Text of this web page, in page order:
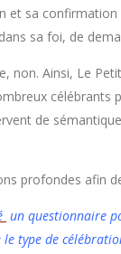
sa confirmation
sa foi, de
non. Ainsi, Le
de
profondes afin
un questionnaire
type de